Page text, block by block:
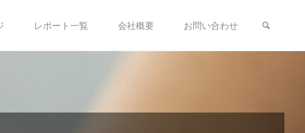
レポート一覧 会社概要 お問い合わせ